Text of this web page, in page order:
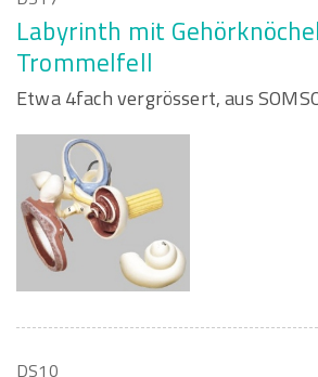
Labyrinth mit
Trommelfell
Etwa 4fach vergrössert, aus
DS10